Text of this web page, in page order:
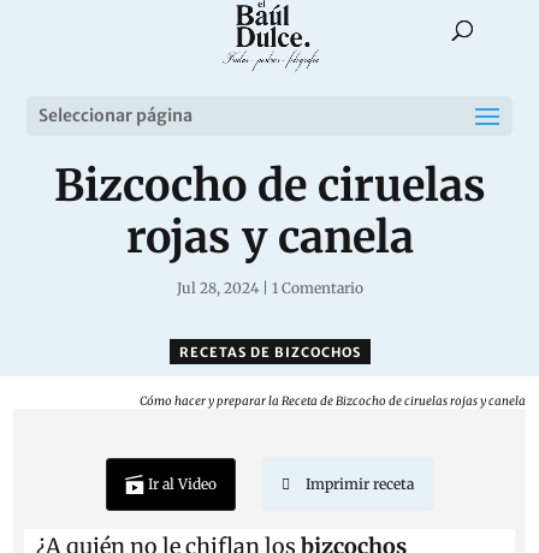
Seleccionar página
Bizcocho de ciruelas
rojas y canela
Jul 28, 2024| 1 Comentario
RECETAS DE BIZCOCHOS
Cómo hacer y preparar la Receta de Bizcocho de ciruelas rojas y canela
Ir al Video Imprimir receta
¿A quién no le chiflan losbizcochos